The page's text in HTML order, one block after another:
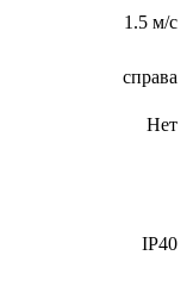
1.5 м/с
справа
Нет
IP40